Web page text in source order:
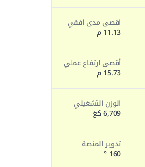
اقصى مدى افقي
11.13 م
أقصى ارتفاع عملي
15.73 م
الوزن التشغيلي
6,709 كغ
تدوير المنصة
160 °